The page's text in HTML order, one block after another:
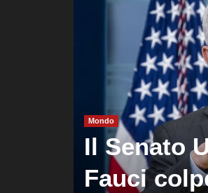
Mondo
Il Senato
Fauci